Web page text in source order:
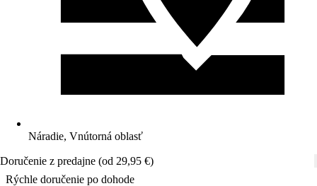
Náradie, Vnútorná oblasť
Doručenie z predajne (od 29,95 €)
Rýchle doručenie po dohode